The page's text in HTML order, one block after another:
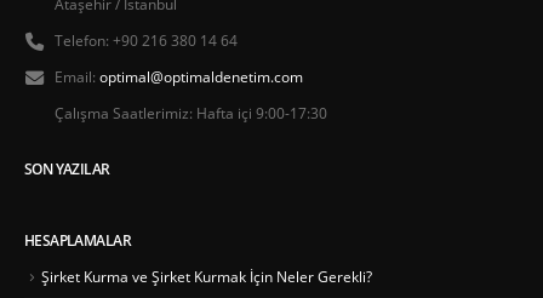
Telefon: +90 216 380 14 64
Email: optimal@optimaldenetim.com
Çalışma Saatlerimiz: Hafta içi 9:00-17:30
SON YAZILAR
HESAPLAMALAR
Şirket Kurma ve Şirket Kurmak İçin Neler Gerekli?